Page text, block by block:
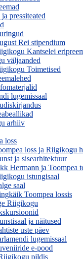
pressiteated
Rei stipendium
Kantselei
väljaanded
Toimetised
lugemissaal
arhiiv
loss
loss ja Riigikogu
ja sisearhitektuur
Hermann ja Toompea
istungisaal
saal
Toompea lossis
Riigikogu
ja näitused
uste päev
lugemissaal
e-pood
pildis